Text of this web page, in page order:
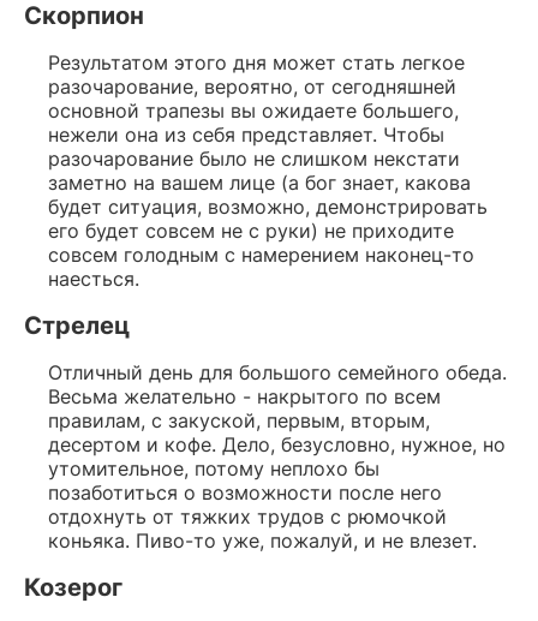
Скорпион
Результатом этого дня может стать легкое
разочарование, вероятно, от сегодняшней
основной трапезы вы ожидаете большего,
нежели она из себя представляет. Чтобы
разочарование было не слишком некстати
заметно на вашем лице (а бог знает, какова
будет ситуация, возможно, демонстрировать
его будет совсем не с руки) не приходите
совсем голодным с намерением наконец-то
наесться.
Стрелец
Отличный день для большого семейного обеда.
Весьма желательно - накрытого по всем
правилам, с закуской, первым, вторым,
десертом и кофе. Дело, безусловно, нужное, но
утомительное, потому неплохо бы
позаботиться о возможности после него
отдохнуть от тяжких трудов с рюмочкой
коньяка. Пиво-то уже, пожалуй, и не влезет.
Козерог